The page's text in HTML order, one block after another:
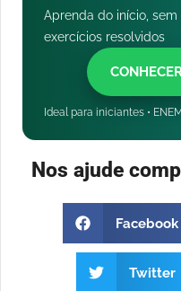
Aprenda do início, sem
exercícios resolvidos
Ideal para iniciantes •
Nos ajude
Facebook
Twitter